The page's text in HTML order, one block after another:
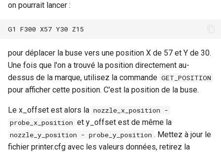
on pourrait lancer :
pour déplacer la buse vers une position X de 57 et Y de 30.
Une fois que l'on a trouvé la position directement au-
dessus de la marque, utilisez la commande GET_POSITION
pour afficher cette position. C'est la position de la buse.
Le x_offset est alors la nozzle_x_position -
probe_x_position et y_offset est de même la
nozzle_y_position - probe_y_position . Mettez à jour le
fichier printer.cfg avec les valeurs données, retirez la